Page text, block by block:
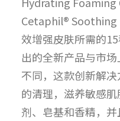
Cetaphil® Soothing
效增强皮肤所需的
出的全新产品与市
不同，这款创新解
的清理，滋养敏感
剂、皂基和香精，